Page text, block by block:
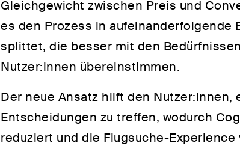
Gleichgewicht zwischen Preis und
es den Prozess in aufeinanderfolgende
splittet, die besser mit den
Nutzer:innen übereinstimmen.
Der neue Ansatz hilft den Nutzer:innen,
Entscheidungen zu treffen, wodurch
reduziert und die Flugsuche-Experience